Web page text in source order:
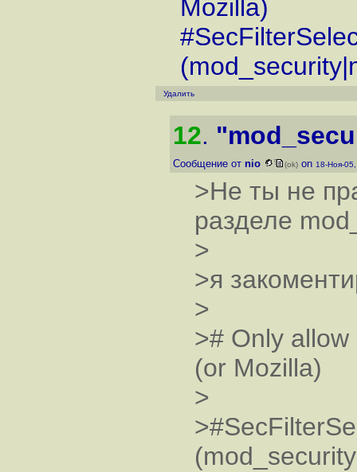
Mozilla)
Удалить
12.
Сообщение от nio (ok) on 18-Ноя-
>Не ты не
разделе
>
>я
>
># Only
(or Mozilla)
>